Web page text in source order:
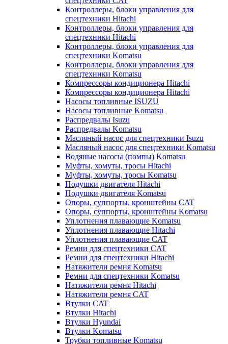
Контроллеры, блоки управления для
спецтехники Hitachi
Контроллеры, блоки управления для
спецтехники Hitachi
Контроллеры, блоки управления для
спецтехники Komatsu
Контроллеры, блоки управления для
спецтехники Komatsu
Компрессоры кондиционера Hitachi
Компрессоры кондиционера Hitachi
Насосы топливные ISUZU
Насосы топливные Komatsu
Распредвалы Isuzu
Распредвалы Komatsu
Масляный насос для спецтехники Isuzu
Масляный насос для спецтехники Komatsu
Водяные насосы (помпы) Komatsu
Муфты, хомуты, тросы Hitachi
Муфты, хомуты, тросы Komatsu
Подушки двигателя Hitachi
Подушки двигателя Komatsu
Опоры, суппорты, кронштейны CAT
Опоры, суппорты, кронштейны Komatsu
Уплотнения плавающие Komatsu
Уплотнения плавающие Hitachi
Уплотнения плавающие CAT
Ремни для спецтехники CAT
Ремни для спецтехники Hitachi
Натяжители ремня Komatsu
Ремни для спецтехники Komatsu
Натяжители ремня Hitachi
Натяжители ремня CAT
Втулки CAT
Втулки Hitachi
Втулки Hyundai
Втулки Komatsu
Трубки топливные Komatsu